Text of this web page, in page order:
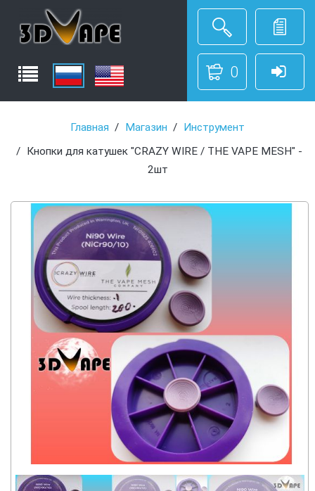
0
Главная Магазин
Инструмент
Кнопки для катушек "CRAZY WIRE / THE VAPE MESH" -
2шт